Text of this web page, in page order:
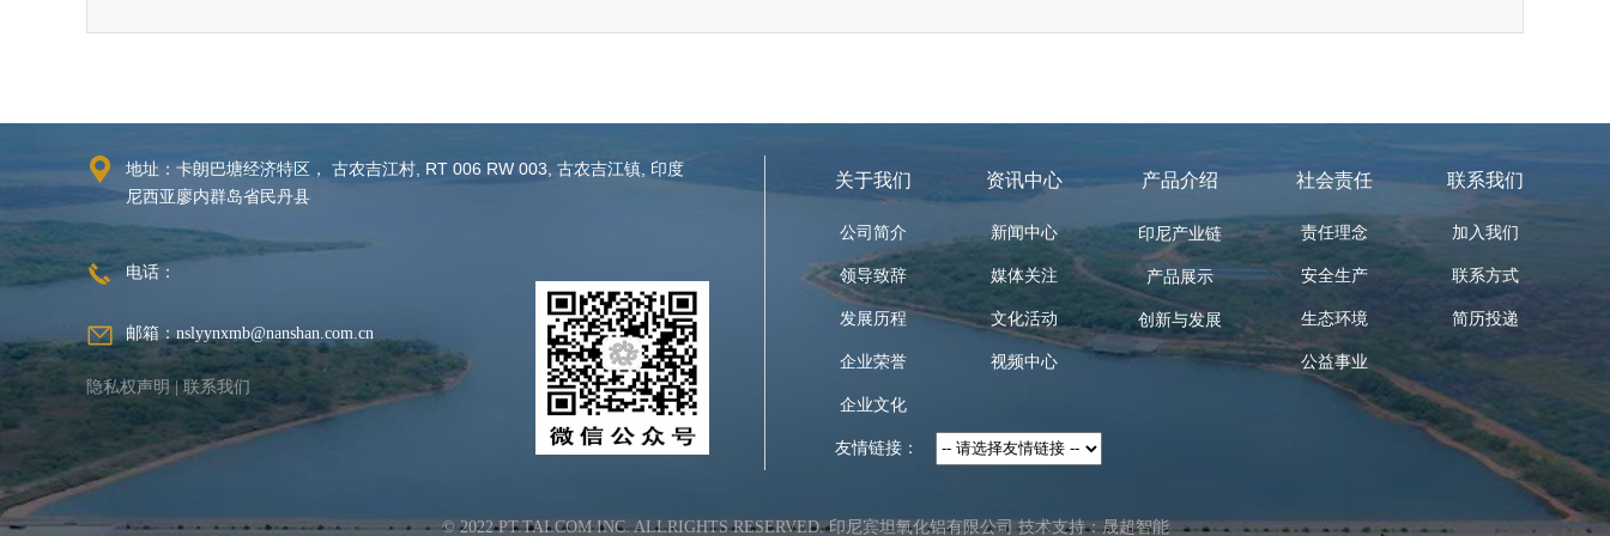
地址：卡朗巴塘经济特区， 古农吉江村, RT 006 RW 003, 古农吉江镇, 印度
尼西亚廖内群岛省民丹县
电话：
邮箱：nslyynxmb@nanshan.com.cn
隐私权声明 |联系我们
关于我们
公司简介
领导致辞
发展历程
企业荣誉
企业文化
资讯中心
新闻中心
媒体关注
文化活动
视频中心
产品介绍
印尼产业链
产品展示
创新与发展
社会责任
责任理念
安全生产
生态环境
公益事业
联系我们
加入我们
联系方式
简历投递
友情链接：
© 2022 PT.TAI.COM INC. ALLRIGHTS RESERVED. 印尼宾坦氧化铝有限公司 技术支持：晟超智能